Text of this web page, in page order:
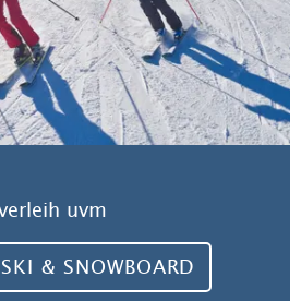
uvm
& SNOWBOARD